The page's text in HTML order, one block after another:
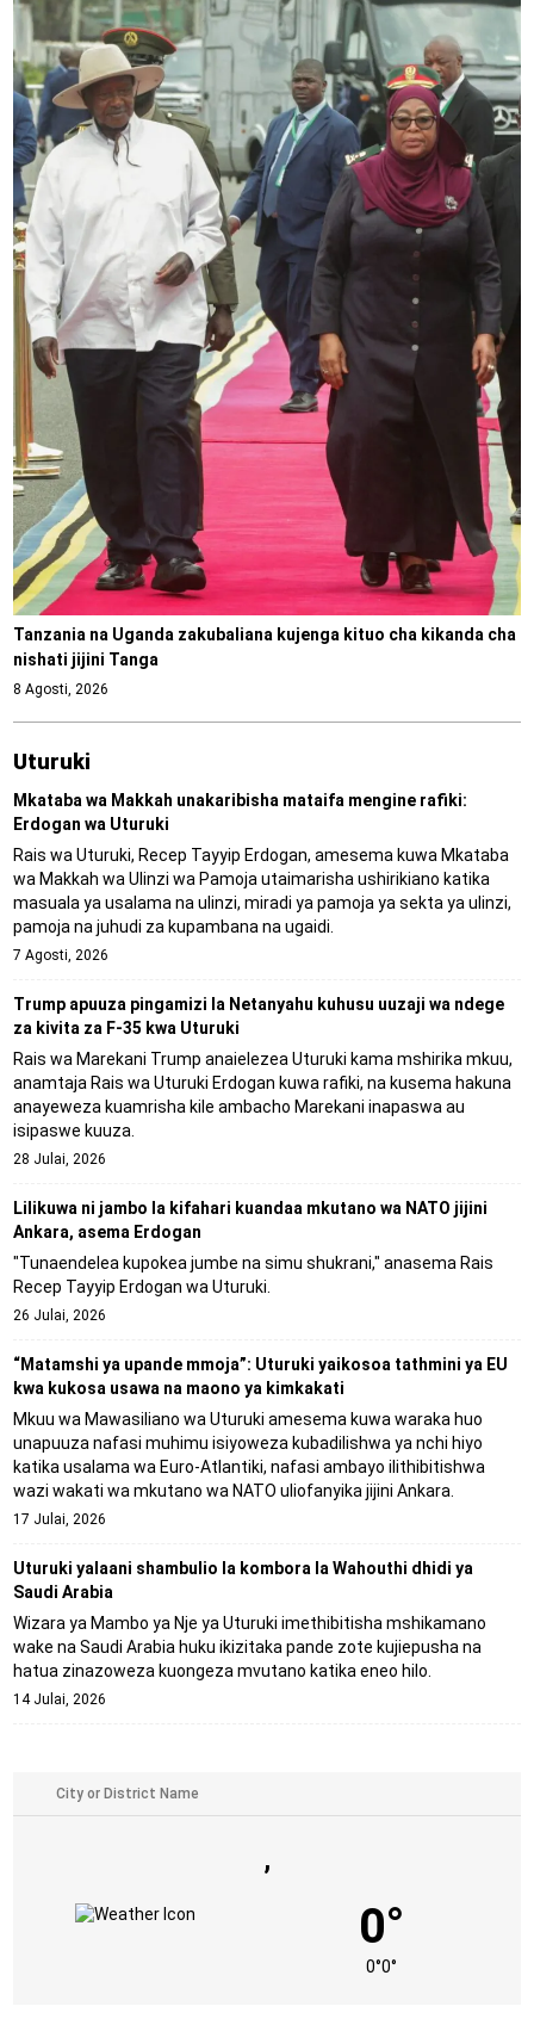
Tanzania na Uganda zakubaliana kujenga kituo cha kikanda cha
nishati jijini Tanga
8 Agosti, 2026
Uturuki
Mkataba wa Makkah unakaribisha mataifa mengine rafiki:
Erdogan wa Uturuki
Rais wa Uturuki, Recep Tayyip Erdogan, amesema kuwa Mkataba
wa Makkah wa Ulinzi wa Pamoja utaimarisha ushirikiano katika
masuala ya usalama na ulinzi, miradi ya pamoja ya sekta ya ulinzi,
pamoja na juhudi za kupambana na ugaidi.
7 Agosti, 2026
Trump apuuza pingamizi la Netanyahu kuhusu uuzaji wa ndege
za kivita za F-35 kwa Uturuki
Rais wa Marekani Trump anaielezea Uturuki kama mshirika mkuu,
anamtaja Rais wa Uturuki Erdogan kuwa rafiki, na kusema hakuna
anayeweza kuamrisha kile ambacho Marekani inapaswa au
isipaswe kuuza.
28 Julai, 2026
Lilikuwa ni jambo la kifahari kuandaa mkutano wa NATO jijini
Ankara, asema Erdogan
"Tunaendelea kupokea jumbe na simu shukrani," anasema Rais
Recep Tayyip Erdogan wa Uturuki.
26 Julai, 2026
“Matamshi ya upande mmoja”: Uturuki yaikosoa tathmini ya EU
kwa kukosa usawa na maono ya kimkakati
Mkuu wa Mawasiliano wa Uturuki amesema kuwa waraka huo
unapuuza nafasi muhimu isiyoweza kubadilishwa ya nchi hiyo
katika usalama wa Euro-Atlantiki, nafasi ambayo ilithibitishwa
wazi wakati wa mkutano wa NATO uliofanyika jijini Ankara.
17 Julai, 2026
Uturuki yalaani shambulio la kombora la Wahouthi dhidi ya
Saudi Arabia
Wizara ya Mambo ya Nje ya Uturuki imethibitisha mshikamano
wake na Saudi Arabia huku ikizitaka pande zote kujiepusha na
hatua zinazoweza kuongeza mvutano katika eneo hilo.
14 Julai, 2026
,
0°
0°0°